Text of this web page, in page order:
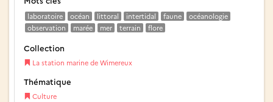
laboratoire océan littoral intertidal faune
océanologie
observation
marée mer terrain flore
Collection
La station marine de Wimereux
Thématique
Culture